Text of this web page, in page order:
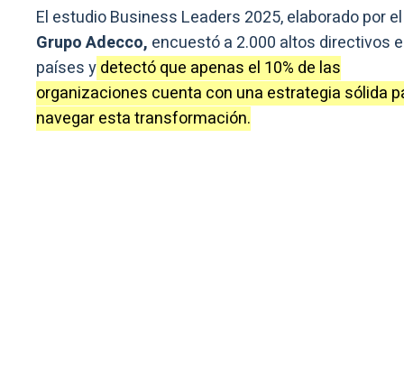
El estudio Business Leaders 2025, elaborado por el
Grupo Adecco, encuestó a 2.000 altos directivos
países ydetectó que apenas el 10% de las
organizaciones cuenta con una estrategia sólida
navegar esta transformación.